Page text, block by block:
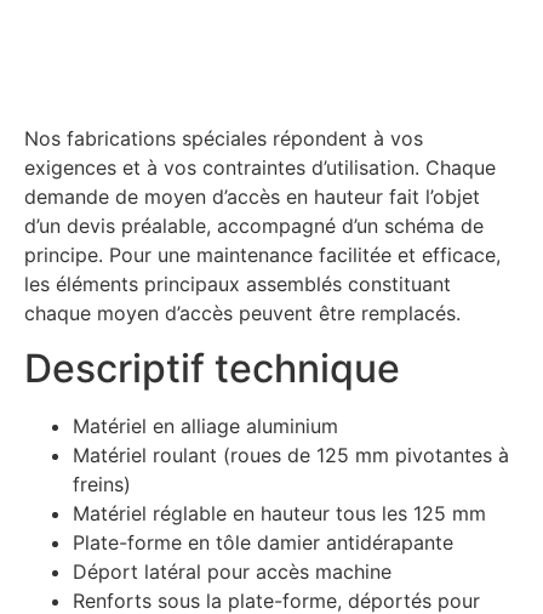
Nos fabrications spéciales répondent à vos
exigences et à vos contraintes d’utilisation. Chaque
demande de moyen d’accès en hauteur fait l’objet
d’un devis préalable, accompagné d’un schéma de
principe. Pour une maintenance facilitée et efficace,
les éléments principaux assemblés constituant
chaque moyen d’accès peuvent être remplacés.
Descriptif technique
Matériel en alliage aluminium
Matériel roulant (roues de 125 mm pivotantes à
freins)
Matériel réglable en hauteur tous les 125 mm
Plate-forme en tôle damier antidérapante
Déport latéral pour accès machine
Renforts sous la plate-forme, déportés pour